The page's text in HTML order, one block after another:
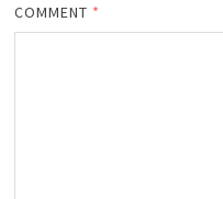
COMMENT *